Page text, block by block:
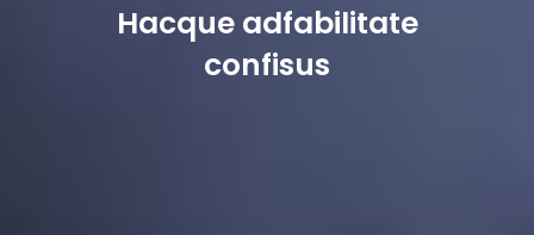
Hacque adfabilitate
confisus